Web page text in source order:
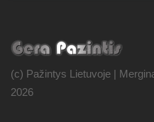
(c) Pažintys Lietuvoje |
2026